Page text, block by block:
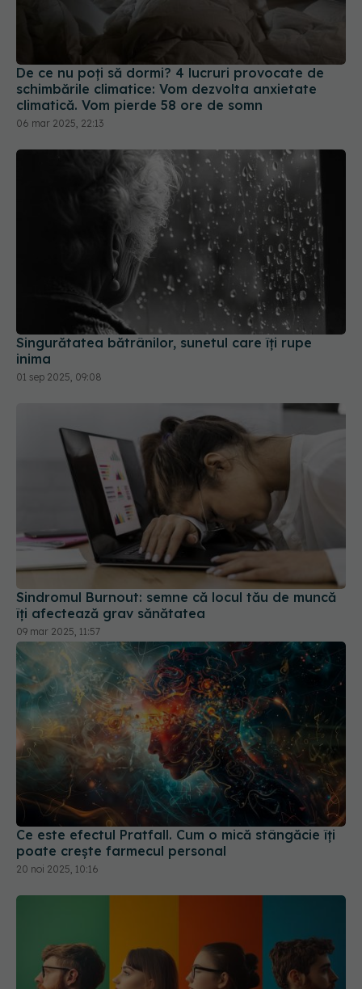
De ce nu poți să dormi? 4 lucruri provocate de
schimbările climatice: Vom dezvolta anxietate
climatică. Vom pierde 58 ore de somn
06 mar 2025, 22:13
Singurătatea bătrânilor, sunetul care îți rupe
inima
01 sep 2025, 09:08
Sindromul Burnout: semne că locul tău de muncă
îți afectează grav sănătatea
09 mar 2025, 11:57
Ce este efectul Pratfall. Cum o mică stângăcie îți
poate crește farmecul personal
20 noi 2025, 10:16